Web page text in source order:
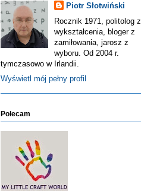
Piotr Słotwiński
Rocznik 1971, politolog z
wykształcenia, bloger z
zamiłowania, jarosz z
wyboru. Od 2004 r.
tymczasowo w Irlandii.
Wyświetl mój pełny profil
Polecam